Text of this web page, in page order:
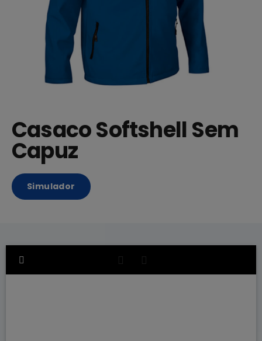
Casaco Softshell Sem
Capuz
Simulador